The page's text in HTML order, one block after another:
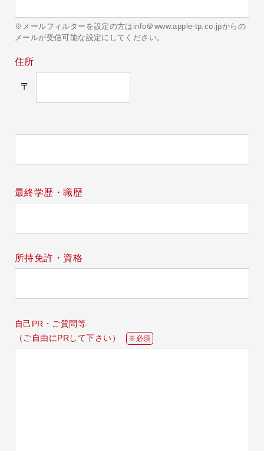
※メールフィルターを設定の方はinfo＠www.apple-tp.co.jpからの
メールが受信可能な設定にしてください。
住所
〒
最終学歴・職歴
所持免許・資格
自己PR・ご質問等
（ご自由にPRして下さい）
※必須